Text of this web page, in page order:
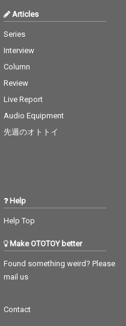
Articles
Series
Interview
Column
Review
Live Report
Audio Equipment
先週のオトトイ
Help
Help Top
Make OTOTOY better
Found something weird? Please
mail us
Contact